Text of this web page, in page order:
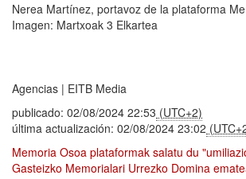
Nerea Martínez, portavoz de la plataforma
Imagen: Martxoak 3 Elkartea
Agencias | EITB Media
publicado: 02/08/2024 22:53 (UTC+2)
última actualización: 02/08/2024 23:02
EmaEuskaraz
irakurri:
Memoria Osoa plataformak salatu du
Gasteizko Memorialari Urrezko Domina